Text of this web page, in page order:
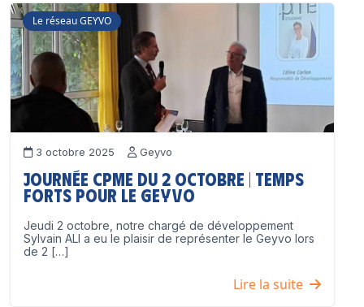
Le réseau GEYVO
3 octobre 2025 Geyvo
Journée CPME du 2 octobre | Temps
forts pour le GEYVO
Jeudi 2 octobre, notre chargé de développement
Sylvain ALI a eu le plaisir de représenter le Geyvo lors
de 2 […]
Lire la suite